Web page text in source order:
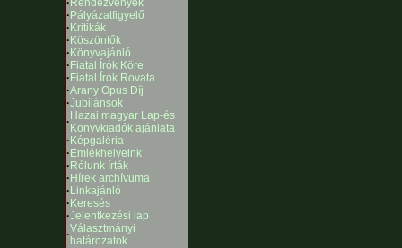
· Rendezvények
· Pályázatfigyelő
· Kritikák
· Köszöntők
· Könyvajánló
· Fiatal Írók Köre
· Fiatal Írók Rovata
·Arany Opus Díj
·Jubilánsok
· Hazai magyar Lap-és
Könyvkiadók ajánlata
· Képgaléria
· Emlékhelyeink
· Rólunk írták
· Hírek archívuma
· Linkajánló
· Keresés
·Jelentkezési lap
·Választmányi
határozatok